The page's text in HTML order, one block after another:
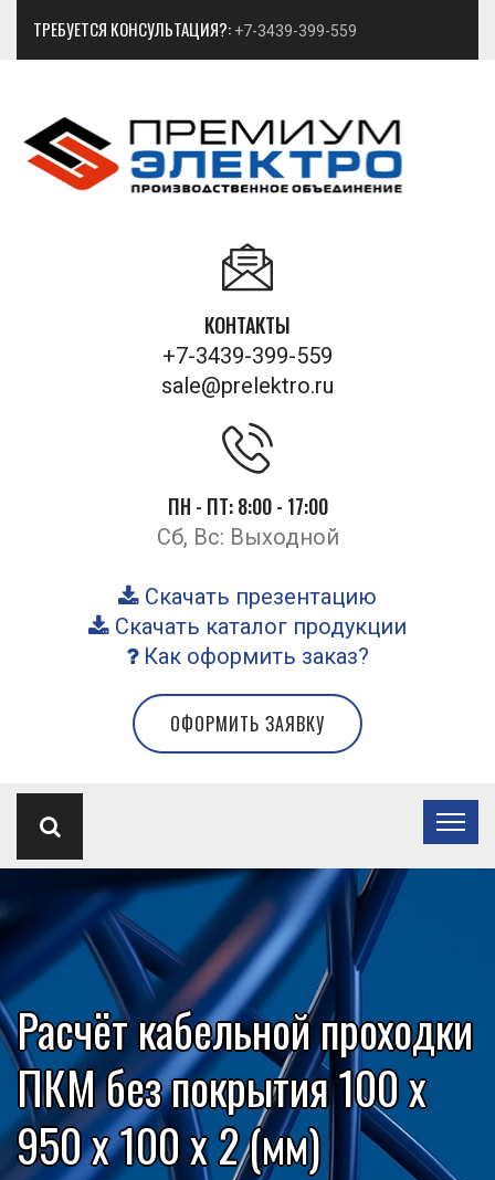
ТРЕБУЕТСЯ КОНСУЛЬТАЦИЯ?: +7-3439-399-559
КОНТАКТЫ
+7-3439-399-559
sale@prelektro.ru
ПН - ПТ: 8:00 - 17:00
Сб, Вс: Выходной
Скачать презентацию
Скачать каталог продукции
Как оформить заказ?
ОФОРМИТЬ ЗАЯВКУ
Расчёт кабельной проходки
ПКМ без покрытия 100 x
950 x 100 x 2 (мм)